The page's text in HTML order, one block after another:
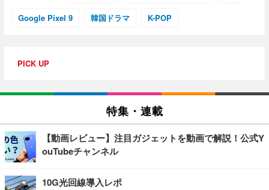
Google Pixel 9 韓国ドラマ K-POP
PICK UP
特集・連載
【動画レビュー】注目ガジェットを動画で解説！公式Y
ouTubeチャンネル
10G光回線導入レポ